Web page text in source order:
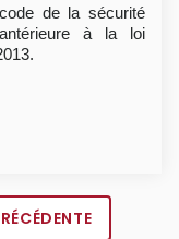
de la sécurité
à la loi